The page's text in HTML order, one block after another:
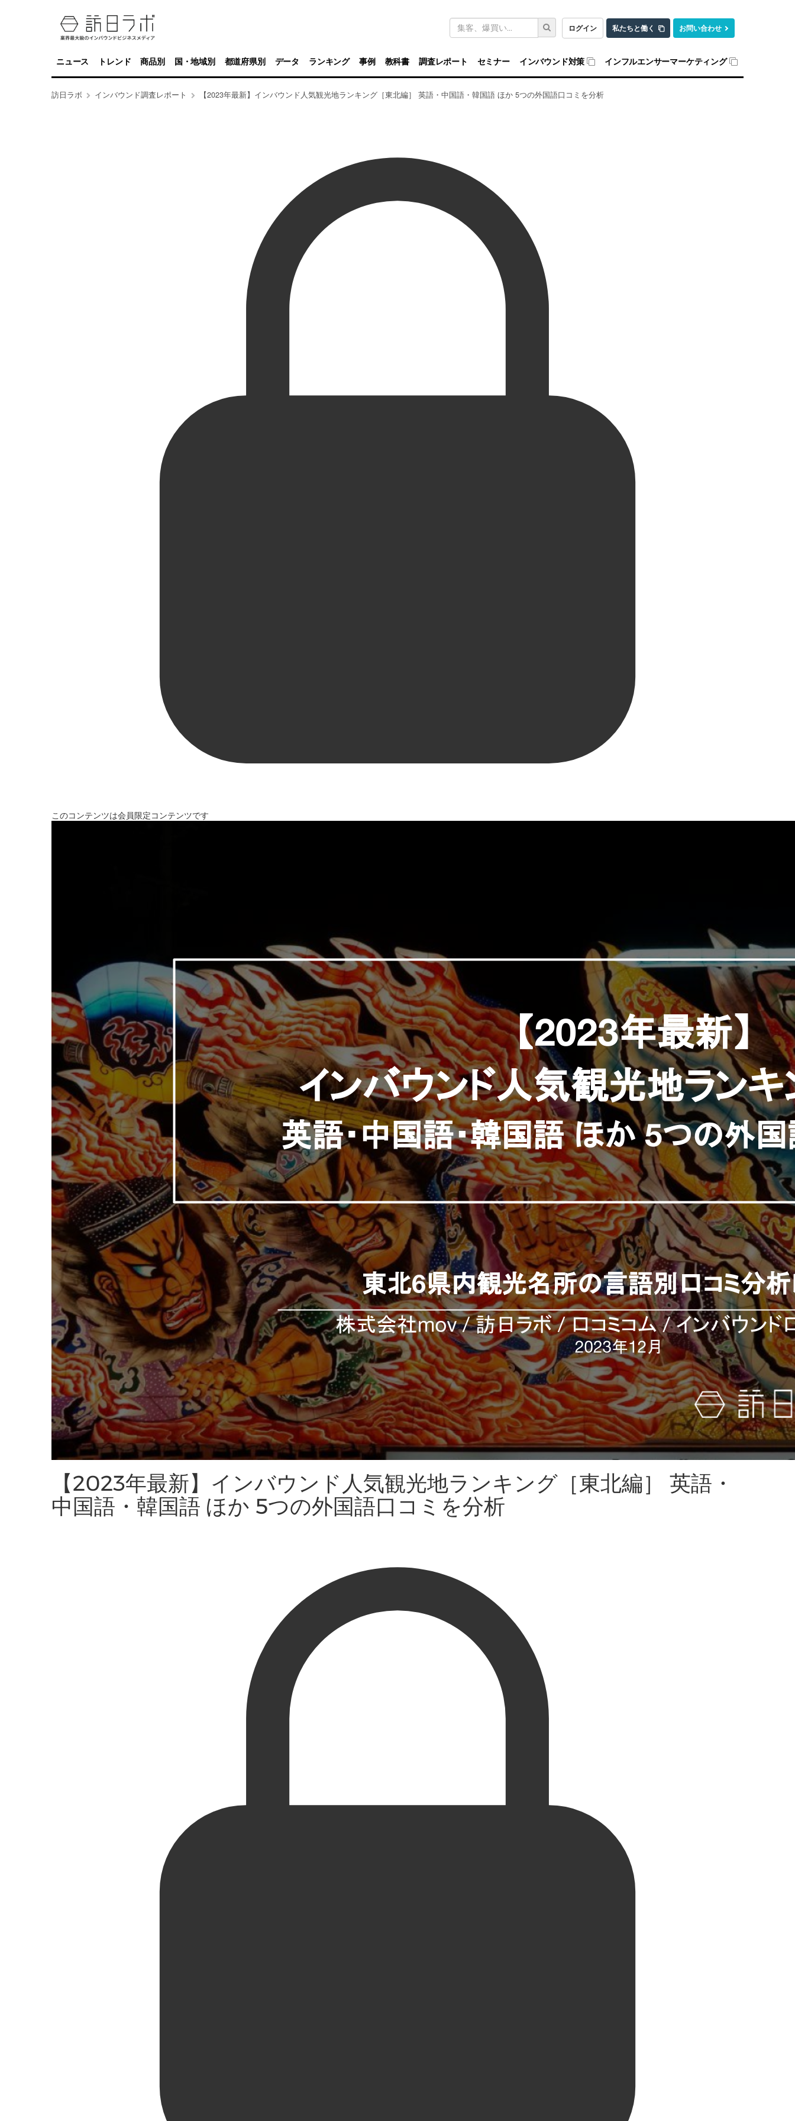
ログイン 私たちと働く お問い合わせ
キ
ワ
ド
検
索
ニュース トレンド 商品別 国・地域別 都道府県別 データ ランキング 事例 教科書 調査レポート セミナー インバウンド対策 インフルエンサーマーケティング
訪日ラボ インバウンド調査レポート 【2023年最新】インバウンド人気観光地ランキング［東北編］ 英語・中国語・韓国語 ほか 5つの外国語口コミを分析
このコンテンツは会員限定コンテンツです
【2023年最新】インバウンド人気観光地ランキング［東北編］ 英語・
中国語・韓国語 ほか 5つの外国語口コミを分析